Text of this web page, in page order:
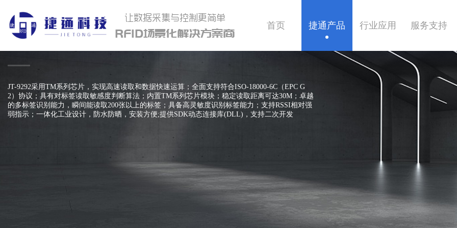
让数据采集与控制更简单
RFID场景化解决方案商
首页 捷通产品 行业应用 服务支持
远距离读写器JT-9292
JT-9292采用TM系列芯片，实现高速读取和数据快速运算；全面支持符合ISO-18000-6C（EPC G
2）协议；具有对标签读取敏感度判断算法；内置TM系列芯片模块；稳定读取距离可达30M；卓越
的多标签识别能力，瞬间能读取200张以上的标签；具备高灵敏度识别标签能力；支持RSSI相对强
弱指示；一体化工业设计，防水防晒，安装方便;提供SDK动态连接库(DLL)，支持二次开发